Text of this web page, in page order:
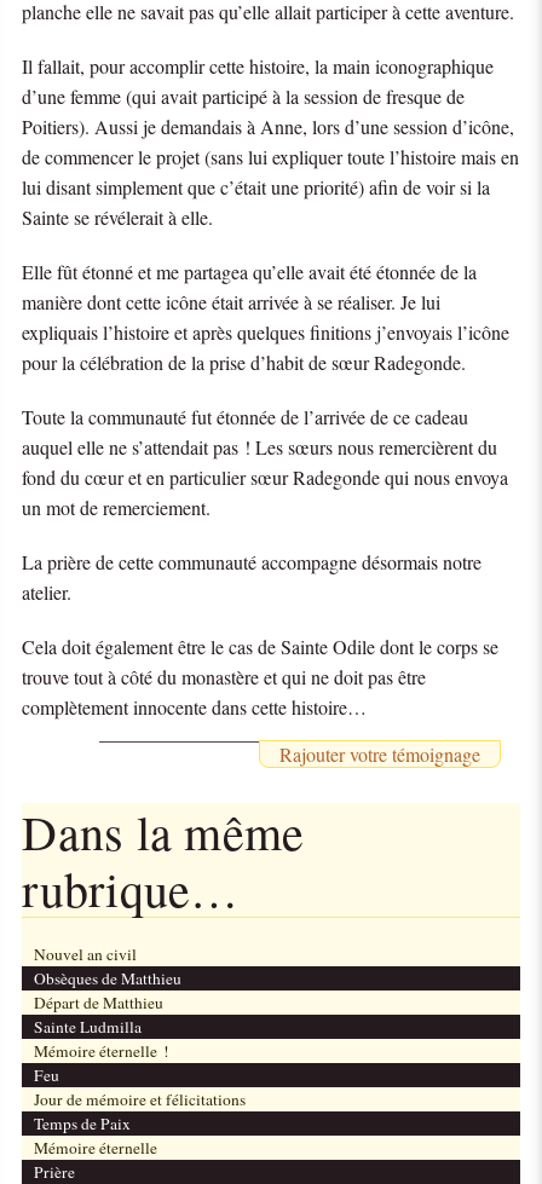
planche elle ne savait pas qu’elle allait participer à cette aventure.
Il fallait, pour accomplir cette histoire, la main iconographique
d’une femme (qui avait participé à la session de fresque de
Poitiers). Aussi je demandais à Anne, lors d’une session d’icône,
de commencer le projet (sans lui expliquer toute l’histoire mais en
lui disant simplement que c’était une priorité) afin de voir si la
Sainte se révélerait à elle.
Elle fût étonné et me partagea qu’elle avait été étonnée de la
manière dont cette icône était arrivée à se réaliser. Je lui
expliquais l’histoire et après quelques finitions j’envoyais l’icône
pour la célébration de la prise d’habit de sœur Radegonde.
Toute la communauté fut étonnée de l’arrivée de ce cadeau
auquel elle ne s’attendait pas ! Les sœurs nous remercièrent du
fond du cœur et en particulier sœur Radegonde qui nous envoya
un mot de remerciement.
La prière de cette communauté accompagne désormais notre
atelier.
Cela doit également être le cas de Sainte Odile dont le corps se
trouve tout à côté du monastère et qui ne doit pas être
complètement innocente dans cette histoire…
Rajouter votre témoignage
Dans la même
rubrique…
Nouvel an civil
Obsèques de Matthieu
Départ de Matthieu
Sainte Ludmilla
Mémoire éternelle !
Feu
Jour de mémoire et félicitations
Temps de Paix
Mémoire éternelle
Prière